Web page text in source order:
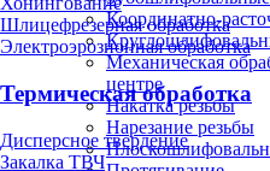
Шлицефрезерная обработка
Электроэрозионная обработка
Термическая обработка
Дисперсное твердение
Закалка ТВЧ
Координатно-
Механическая
центре
Накатка резьбы
Нарезание резьбы